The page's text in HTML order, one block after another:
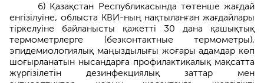
6) Қазақстан Республикасында төтенше жағдай
енгізілуіне, облыста КВИ-ның нақтыланған жағдайлары
тіркелуіне байланысты қажетті 30 дана қашықтық
термометрлерге (безконтактные термометры),
эпидемиологиялық маңыздылығы жоғары адамдар көп
шоғырланатын нысандарға профилактикалық мақсатта
жүргізілетін дезинфекциялық заттар мен